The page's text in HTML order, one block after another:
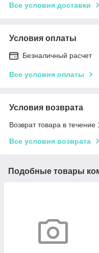
Все условия доставки
Условия оплаты
Безналичный расчет
Все условия оплаты
Условия возврата
Возврат товара в
Все условия возврата
Подобные товары